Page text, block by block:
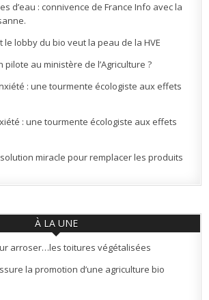
d’eau : connivence de France Info avec la
le lobby du bio veut la peau de la HVE
pilote au ministère de l’Agriculture ?
: une tourmente écologiste aux effets
: une tourmente écologiste aux effets
solution miracle pour remplacer les produits
À LA UNE
arroser…les toitures végétalisées
la promotion d’une agriculture bio